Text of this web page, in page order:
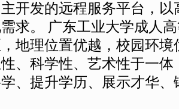
开发的远程服务平台，
求。 广东工业大学成人
地理位置优越，校园环
、科学性、艺术性于一
、提升学历、展示才华